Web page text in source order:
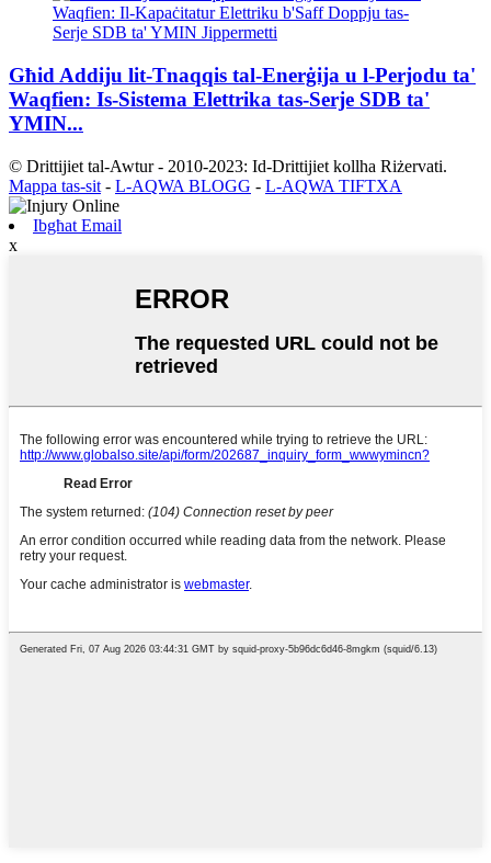
Għid Addiju lit-Tnaqqis tal-Enerġija u l-Perjodu ta'
Waqfien: Is-Sistema Elettrika tas-Serje SDB ta'
YMIN...
© Drittijiet tal-Awtur - 2010-2023: Id-Drittijiet kollha Riżervati.
Mappa tas-sit - L-AQWA BLOGG - L-AQWA TIFTXA
Ibgħat Email
x